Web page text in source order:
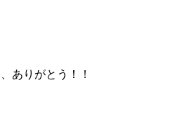
ありがとう！！